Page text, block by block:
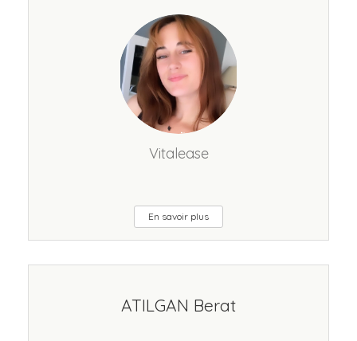
Vitalease
En savoir plus
ATILGAN Berat